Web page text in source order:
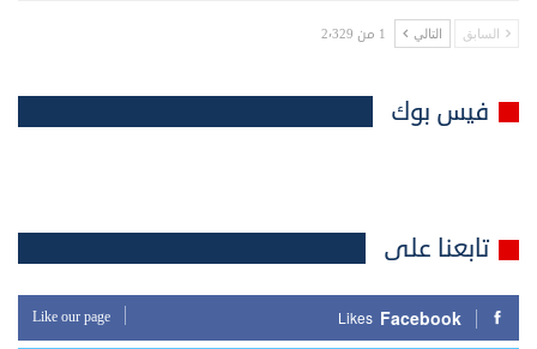
السابق التالي 1 من 2٬329
فيس بوك
تابعنا على
Facebook
Likes
Like our page